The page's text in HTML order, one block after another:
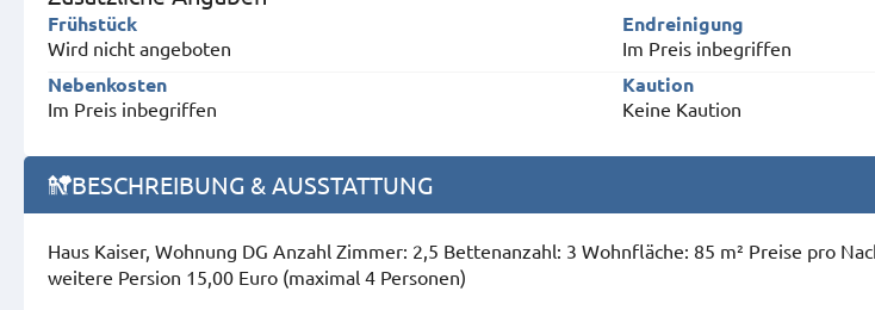
Frühstück
Wird nicht angeboten
Endreinigung
Im Preis inbegriffen
Nebenkosten
Im Preis inbegriffen
Kaution
Keine Kaution
BESCHREIBUNG & AUSSTATTUNG
Haus Kaiser, Wohnung DG Anzahl Zimmer: 2,5 Bettenanzahl: 3 Wohnfläche: 85 m² Preise pro
weitere Persion 15,00 Euro (maximal 4 Personen)